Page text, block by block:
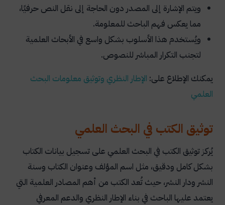
ويتم الإشارة إلى المصدر دون الحاجة إلى نقل النص حرفيًا،
مما يعكس فهم الباحث للمعلومة.
ويُستخدم هذا الأسلوب بشكل واسع في الأبحاث العلمية
لتجنب التكرار المباشر للنصوص.
يمكنك الإطلاع على: الإطار النظري وتوثيق معلومات البحث
العلمي
توثيق الكتب في البحث العلمي
يُركز توثيق الكتب في البحث العلمي على تسجيل بيانات الكتاب
بشكل كامل ودقيق، مثل اسم المؤلف وعنوان الكتاب وسنة
النشر ودار النشر، حيث تُعد الكتب من أهم المصادر العلمية التي
يعتمد عليها الباحث في بناء الإطار النظري والدعم المعرفي